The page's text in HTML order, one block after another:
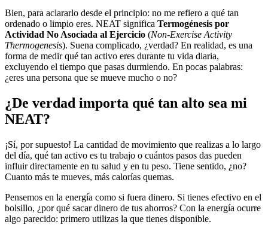
Bien, para aclararlo desde el principio: no me refiero a qué tan
ordenado o limpio eres. NEAT significa Termogénesis por
Actividad No Asociada al Ejercicio (Non-Exercise Activity
Thermogenesis). Suena complicado, ¿verdad? En realidad, es una
forma de medir qué tan activo eres durante tu vida diaria,
excluyendo el tiempo que pasas durmiendo. En pocas palabras:
¿eres una persona que se mueve mucho o no?
¿De verdad importa qué tan alto sea mi
NEAT?
¡Sí, por supuesto! La cantidad de movimiento que realizas a lo largo
del día, qué tan activo es tu trabajo o cuántos pasos das pueden
influir directamente en tu salud y en tu peso. Tiene sentido, ¿no?
Cuanto más te mueves, más calorías quemas.
Pensemos en la energía como si fuera dinero. Si tienes efectivo en el
bolsillo, ¿por qué sacar dinero de tus ahorros? Con la energía ocurre
algo parecido: primero utilizas la que tienes disponible.